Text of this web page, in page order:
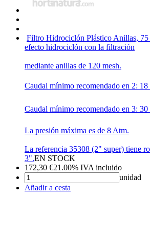
Filtro Hidrociclón Plástico Anillas,
efecto hidrociclón con la filtración
mediante anillas de 120 mesh.
Caudal mínimo recomendado en 2:
Caudal mínimo recomendado en 3:
La presión máxima es de 8 Atm.
La referencia 35308 (2" super) tiene
3".EN STOCK
172,30 €21.00% IVA incluido
unidad
Añadir a cesta